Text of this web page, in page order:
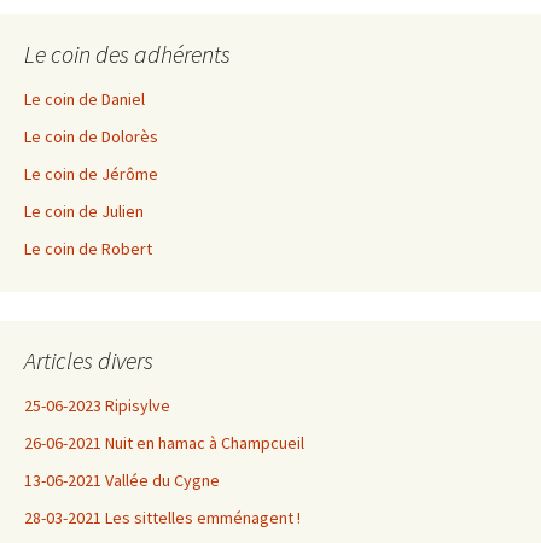
Le coin des adhérents
Le coin de Daniel
Le coin de Dolorès
Le coin de Jérôme
Le coin de Julien
Le coin de Robert
Articles divers
25-06-2023 Ripisylve
26-06-2021 Nuit en hamac à Champcueil
13-06-2021 Vallée du Cygne
28-03-2021 Les sittelles emménagent !